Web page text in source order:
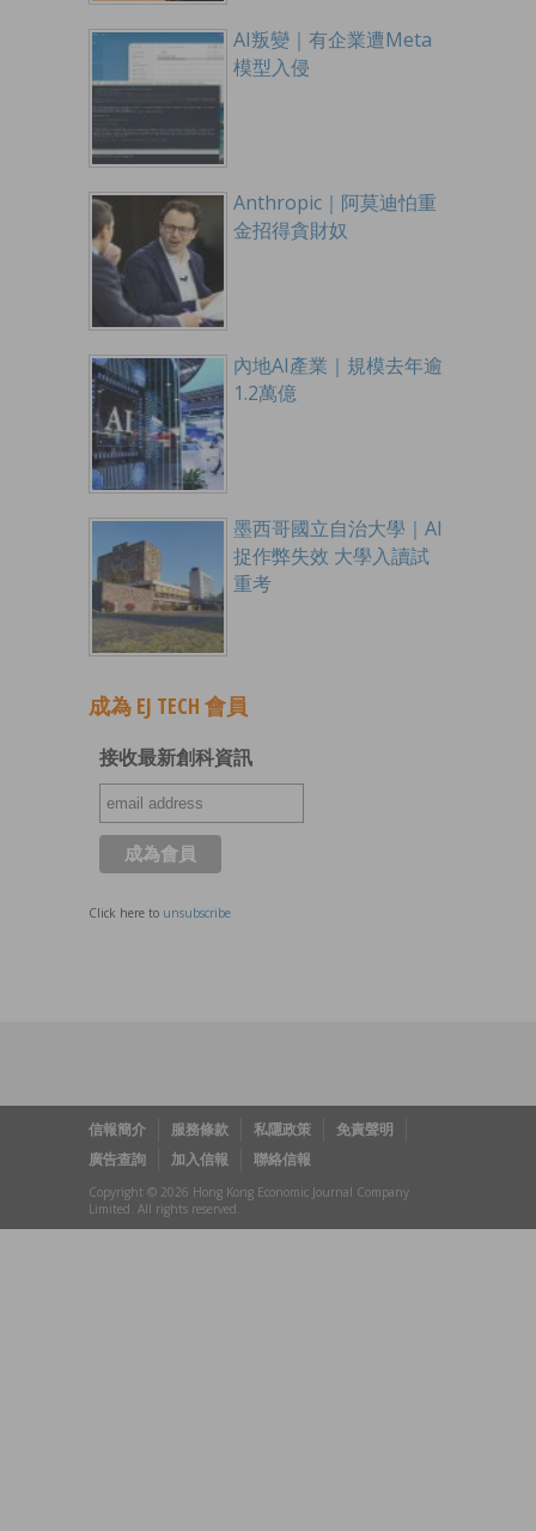
AI叛變｜有企業遭Meta
模型入侵
Anthropic｜阿莫迪怕重
金招得貪財奴
內地AI產業｜規模去年逾
1.2萬億
墨西哥國立自治大學｜AI
捉作弊失效 大學入讀試
重考
成為 EJ TECH 會員
接收最新創科資訊
Click here to unsubscribe
信報簡介 服務條款 私隱政策
免責聲明
廣告查詢
加入信報 聯絡信報
Copyright © 2026 Hong Kong Economic Journal Company
Limited. All rights reserved.